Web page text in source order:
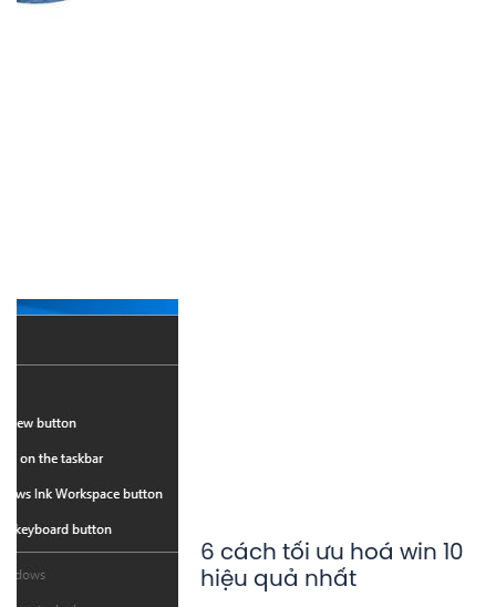
6 cách tối ưu hoá win 10
hiệu quả nhất